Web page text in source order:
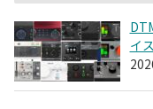
イ